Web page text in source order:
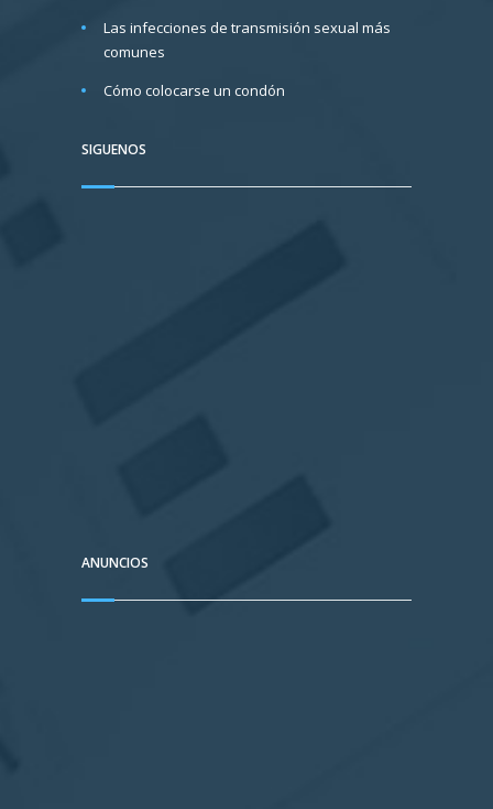
Las infecciones de transmisión sexual más
comunes
Cómo colocarse un condón
SIGUENOS
ANUNCIOS